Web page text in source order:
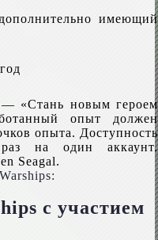
имеющий
— «Стань новым героем
опыт должен
опыта. Доступность
на один аккаунт.
Seagal.
с участием